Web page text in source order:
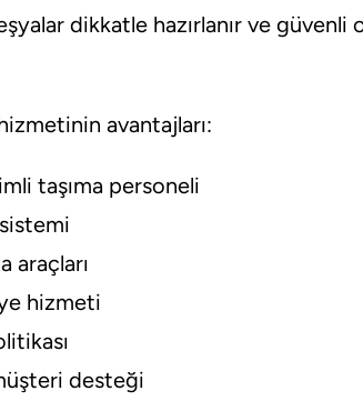
dikkatle hazırlanır ve
avantajları:
taşıma personeli
sistemi
araçları
hizmeti
desteği